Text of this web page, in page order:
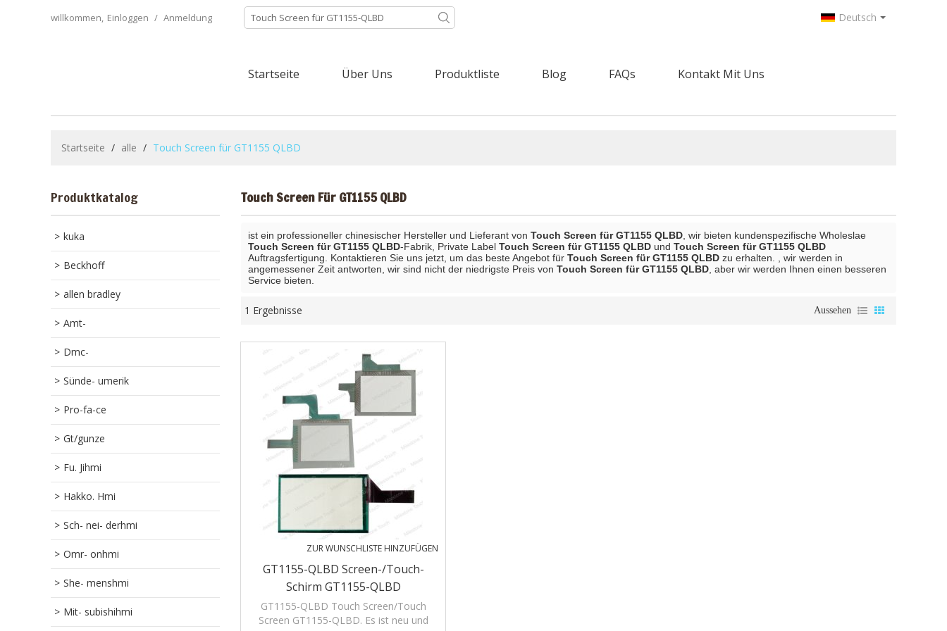
willkommen, Einloggen / Anmeldung Deutsch
Startseite Über Uns Produktliste Blog FAQs Kontakt Mit Uns
Startseite / alle / Touch Screen für GT1155 QLBD
Produktkatalog
kuka
Beckhoff
allen bradley
Amt-
Dmc-
Sünde- umerik
Pro-fa-ce
Gt/gunze
Fu. Jihmi
Hakko. Hmi
Sch- nei- derhmi
Omr- onhmi
She- menshmi
Mit- subishihmi
Touch Screen Für GT1155 QLBD
ist ein professioneller chinesischer Hersteller und Lieferant von Touch Screen für GT1155 QLBD , wir bieten kundenspezifische Wholeslae
Touch Screen für GT1155 QLBD-Fabrik, Private Label Touch Screen für GT1155 QLBD und Touch Screen für GT1155 QLBD
Auftragsfertigung. Kontaktieren Sie uns jetzt, um das beste Angebot für Touch Screen für GT1155 QLBD zu erhalten. , wir werden in
angemessener Zeit antworten, wir sind nicht der niedrigste Preis von Touch Screen für GT1155 QLBD , aber wir werden Ihnen einen besseren
Service bieten.
1 Ergebnisse Aussehen
ZUR WUNSCHLISTE HINZUFÜGEN
GT1155-QLBD Screen-/Touch-
Schirm GT1155-QLBD
GT1155-QLBD Touch Screen/Touch
Screen GT1155-QLBD. Es ist neu und